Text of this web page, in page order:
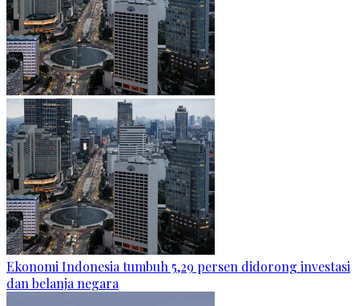
Ekonomi Indonesia tumbuh 5,29 persen didorong investasi
dan belanja negara